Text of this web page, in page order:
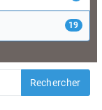
19
Rechercher